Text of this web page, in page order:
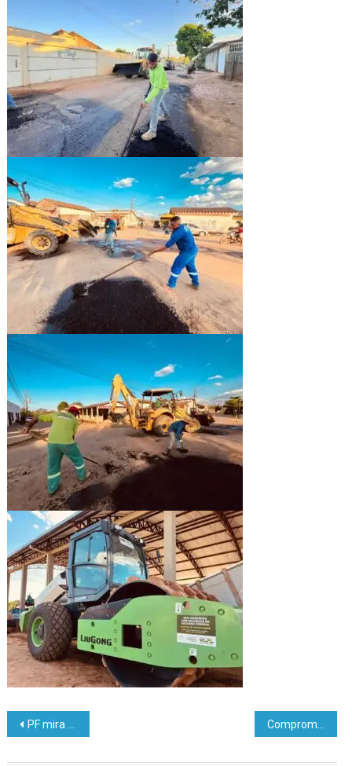
PF mira esquema milionário de fraudes no INSS em operação